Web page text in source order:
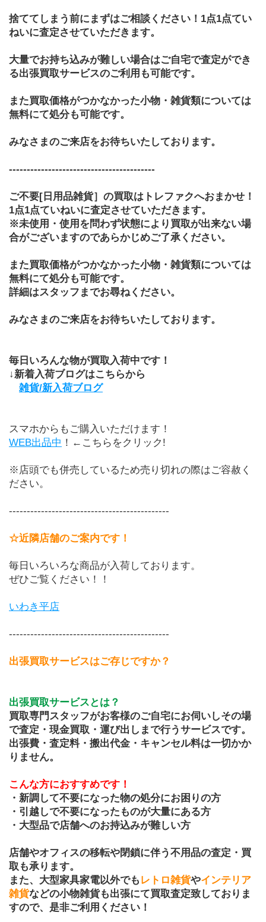
捨ててしまう前にまずはご相談ください！1点1点てい
ねいに査定させていただきます。
大量でお持ち込みが難しい場合はご自宅で査定ができ
る出張買取サービスのご利用も可能です。
また買取価格がつかなかった小物・雑貨類については
無料にて処分も可能です。
みなさまのご来店をお待ちいたしております。
-----------------------------------------
ご不要[日用品雑貨］の買取はトレファクへおまかせ！
1点1点ていねいに査定させていただきます。
※未使用・使用を問わず状態により買取が出来ない場
合がございますのであらかじめご了承ください。
また買取価格がつかなかった小物・雑貨類については
無料にて処分も可能です。
詳細はスタッフまでお尋ねください。
みなさまのご来店をお待ちいたしております。
毎日いろんな物が買取入荷中です！
↓新着入荷ブログはこちらから
雑貨/新入荷ブログ
スマホからもご購入いただけます！
WEB出品中 ！←こちらをクリック!
※店頭でも併売しているため売り切れの際はご容赦く
ださい。
---------------------------------------------
☆近隣店舗のご案内です！
毎日いろいろな商品が入荷しております。
ぜひご覧ください！！
いわき平店
---------------------------------------------
出張買取サービスはご存じですか？
出張買取サービスとは？
買取専門スタッフがお客様のご自宅にお伺いしその場
で査定・現金買取・運び出しまで行うサービスです。
出張費・査定料・搬出代金・キャンセル料は一切かか
りません。
こんな方におすすめです！
・新調して不要になった物の処分にお困りの方
・引越しで不要になったものが大量にある方
・大型品で店舗へのお持込みが難しい方
店舗やオフィスの移転や閉鎖に伴う不用品の査定・買
取も承ります。
また、大型家具家電以外でも レトロ雑貨やインテリア
雑貨などの小物雑貨も出張にて買取査定致しておりま
すので、是非ご利用ください！